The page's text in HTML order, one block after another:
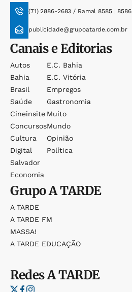
(71) 2886-2683 / Ramal 8585 | 8586
publicidade@grupoatarde.com.br
Canais e Editorias
Autos
Bahia
Brasil
Saúde
Cineinsite
Concursos
Cultura
Digital
Salvador
Economia
E.c. Bahia
E.c. Vitória
Empregos
Gastronomia
Muito
Mundo
Opinião
Política
GrupoA TARDE
A TARDE
A TARDE FM
MASSA!
A TARDE EDUCAÇÃO
RedesA TARDE